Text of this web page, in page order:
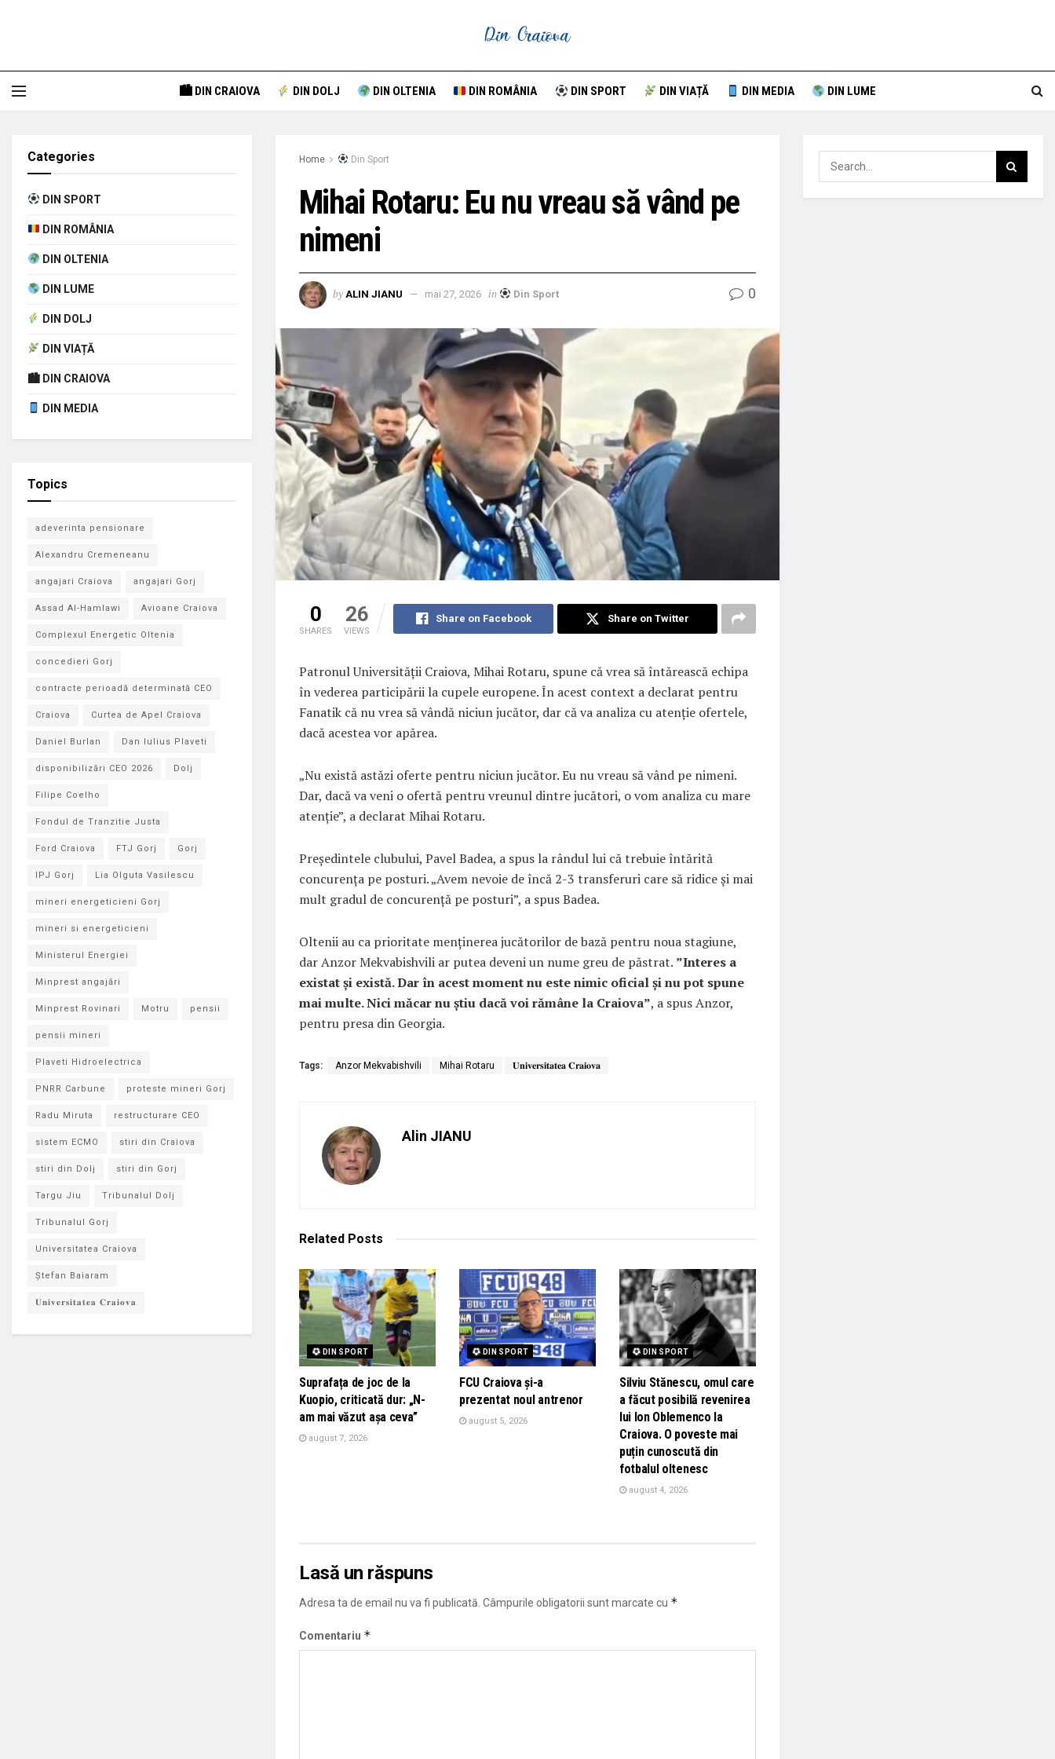
🏙 DIN CRAIOVA DIN DOLJ DIN OLTENIA DIN ROMÂNIA DIN SPORT DIN VIAȚĂ DIN MEDIA DIN LUME
Home Din Sport
Mihai Rotaru: Eu nu vreau să vând pe
nimeni
by ALIN JIANU mai 27, 2026 in Din Sport 0
0
SHARES
26
VIEWS
Share on Facebook Share on Twitter
Patronul Universității Craiova, Mihai Rotaru, spune că vrea să întărească echipa
în vederea participării la cupele europene. În acest context a declarat pentru
Fanatik că nu vrea să vândă niciun jucător, dar că va analiza cu atenție ofertele,
dacă acestea vor apărea.
„Nu există astăzi oferte pentru niciun jucător. Eu nu vreau să vând pe nimeni.
Dar, dacă va veni o ofertă pentru vreunul dintre jucători, o vom analiza cu mare
atenție”, a declarat Mihai Rotaru.
Președintele clubului, Pavel Badea, a spus la rândul lui că trebuie întărită
concurența pe posturi. „Avem nevoie de încă 2-3 transferuri care să ridice și mai
mult gradul de concurență pe posturi”, a spus Badea.
Oltenii au ca prioritate menţinerea jucătorilor de bază pentru noua stagiune,
dar Anzor Mekvabishvili ar putea deveni un nume greu de păstrat. ”Interes a
existat şi există. Dar în acest moment nu este nimic oficial şi nu pot spune
mai multe. Nici măcar nu ştiu dacă voi rămâne la Craiova”, a spus Anzor,
pentru presa din Georgia.
Tags: Anzor Mekvabishvili Mihai Rotaru 𝐔𝐧𝐢𝐯𝐞𝐫𝐬𝐢𝐭𝐚𝐭𝐞𝐚 𝐂𝐫𝐚𝐢𝐨𝐯𝐚
Alin JIANU
Related Posts
DIN SPORT
Suprafața de joc de la
Kuopio, criticată dur: „N-
am mai văzut așa ceva”
august 7, 2026
DIN SPORT
FCU Craiova și-a
prezentat noul antrenor
august 5, 2026
DIN SPORT
Silviu Stănescu, omul care
a făcut posibilă revenirea
lui Ion Oblemenco la
Craiova. O poveste mai
puțin cunoscută din
fotbalul oltenesc
august 4, 2026
Lasă un răspuns
Adresa ta de email nu va fi publicată. Câmpurile obligatorii sunt marcate cu *
Comentariu *
Categories
DIN SPORT
DIN ROMÂNIA
DIN OLTENIA
DIN LUME
DIN DOLJ
DIN VIAȚĂ
🏙 DIN CRAIOVA
DIN MEDIA
Topics
adeverinta pensionare
Alexandru Cremeneanu
angajari Craiova angajari Gorj
Assad Al-Hamlawi Avioane Craiova
Complexul Energetic Oltenia
concedieri Gorj
contracte perioadă determinată CEO
Craiova Curtea de Apel Craiova
Daniel Burlan Dan Iulius Plaveti
disponibilizări CEO 2026 Dolj
Filipe Coelho
Fondul de Tranzitie Justa
Ford Craiova FTJ Gorj Gorj
IPJ Gorj Lia Olguta Vasilescu
mineri energeticieni Gorj
mineri si energeticieni
Ministerul Energiei
Minprest angajări
Minprest Rovinari Motru pensii
pensii mineri
Plaveti Hidroelectrica
PNRR Carbune proteste mineri Gorj
Radu Miruta restructurare CEO
sistem ECMO stiri din Craiova
stiri din Dolj stiri din Gorj
Targu Jiu Tribunalul Dolj
Tribunalul Gorj
Universitatea Craiova
Ștefan Baiaram
𝐔𝐧𝐢𝐯𝐞𝐫𝐬𝐢𝐭𝐚𝐭𝐞𝐚 𝐂𝐫𝐚𝐢𝐨𝐯𝐚